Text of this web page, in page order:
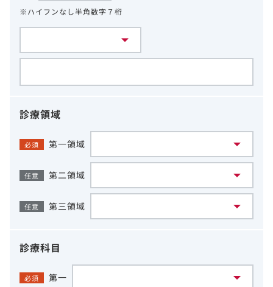
※ハイフンなし半角数字７桁
診療領域
必須 第一領域
任意 第二領域
任意 第三領域
診療科目
必須 第一